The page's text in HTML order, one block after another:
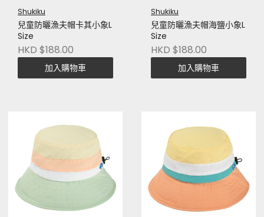
Shukiku
兒童防曬漁夫帽卡其小象L
Size
HKD $188.00
加入購物車
Shukiku
兒童防曬漁夫帽海鹽小象L
Size
HKD $188.00
加入購物車